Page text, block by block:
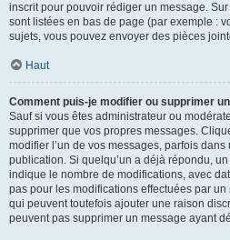
inscrit pour pouvoir rédiger un message.
sont listées en bas de page (par exemple :
sujets, vous pouvez envoyer des pièces
Haut
Comment puis-je modifier ou supprimer
Sauf si vous êtes administrateur ou
supprimer que vos propres messages.
modifier l’un de vos messages, parfois
publication. Si quelqu’un a déjà répondu,
indique le nombre de modifications, avec
pas pour les modifications effectuées par
qui peuvent toutefois ajouter une raison
peuvent pas supprimer un message ayant